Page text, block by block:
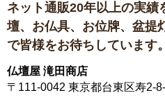
ネット通販20年以上の実績
壇、お仏具、お位牌、盆提
で皆様をお待ちしています。
仏壇屋 滝田商店
〒111-0042 東京都台東区寿2-